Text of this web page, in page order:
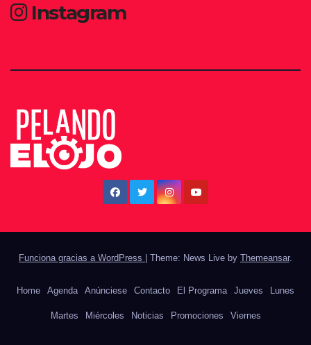
Instagram
Funciona gracias a WordPress Theme: News Live by Themeansar.
Home Agenda Anúnciese Contacto El Programa Jueves Lunes
Martes Miércoles Noticias Promociones Viernes